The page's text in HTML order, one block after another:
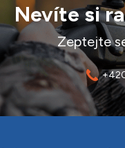
Nevíte si
Zeptejte